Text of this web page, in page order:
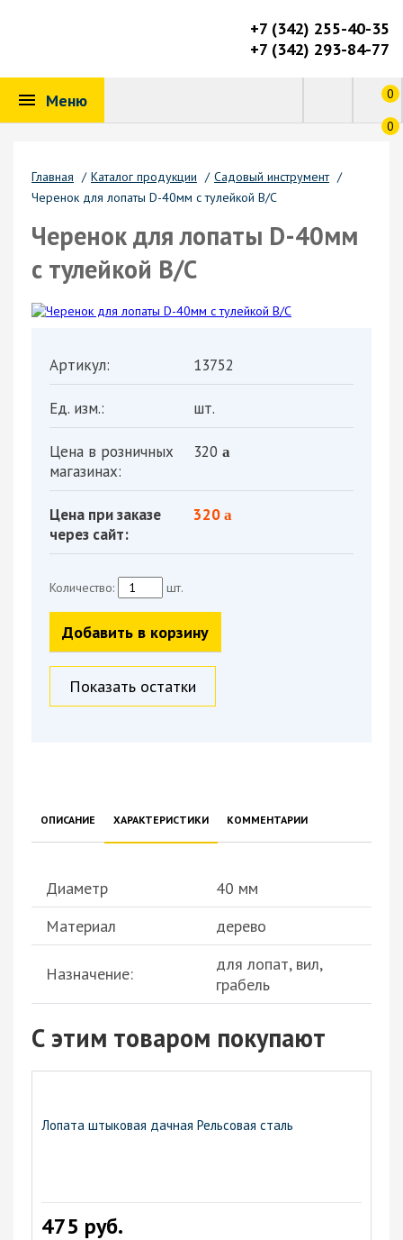
+7 (342) 255-40-35
+7 (342) 293-84-77
Меню
0
0
Главная / Каталог продукции / Садовый инструмент /
Черенок для лопаты D-40мм с тулейкой В/С
Черенок для лопаты D-40мм
с тулейкой В/С
Артикул: 13752
Ед. изм.: шт.
Цена в розничных
магазинах:
320 a
Цена при заказе
через сайт:
320 a
Количество: шт.
Добавить в корзину
Показать остатки
ОПИСАНИЕ ХАРАКТЕРИСТИКИ КОММЕНТАРИИ
Диаметр
40 мм
Материал
дерево
Назначение:
для лопат, вил,
грабель
С этим товаром покупают
Лопата штыковая дачная Рельсовая сталь
475 руб.